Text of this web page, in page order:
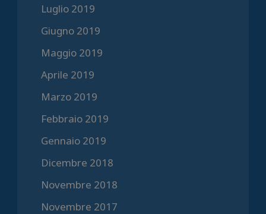
Luglio 2019
Giugno 2019
Maggio 2019
Aprile 2019
Marzo 2019
Febbraio 2019
Gennaio 2019
Dicembre 2018
Novembre 2018
Novembre 2017